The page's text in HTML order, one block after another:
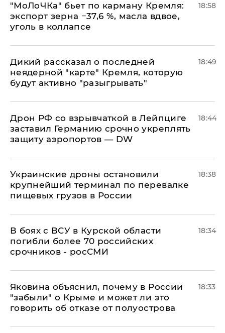
​"МоЛоЧКа" бьет по карману Кремля:
экспорт зерна −37,6 %, масла вдвое,
уголь в коллапсе
18:58
Дикий рассказал о последней
неядерной "карте" Кремля, которую
будут активно "разыгрывать"
18:49
​Дрон РФ со взрывчаткой в Лейпциге
заставил Германию срочно укреплять
защиту аэропортов — DW
18:44
Украинские дроны остановили
крупнейший терминал по перевалке
пищевых грузов в России
18:38
В боях с ВСУ в Курской области
погибли более 70 российских
срочников - росСМИ
18:34
Яковина объяснил, почему в России
"забыли" о Крыме и может ли это
говорить об отказе от полуострова
18:33